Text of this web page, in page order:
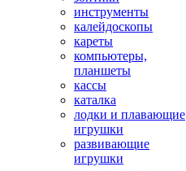
инструменты
калейдоскопы
кареты
компьютеры,
планшеты
кассы
каталка
лодки и плавающие
игрушки
развивающие
игрушки